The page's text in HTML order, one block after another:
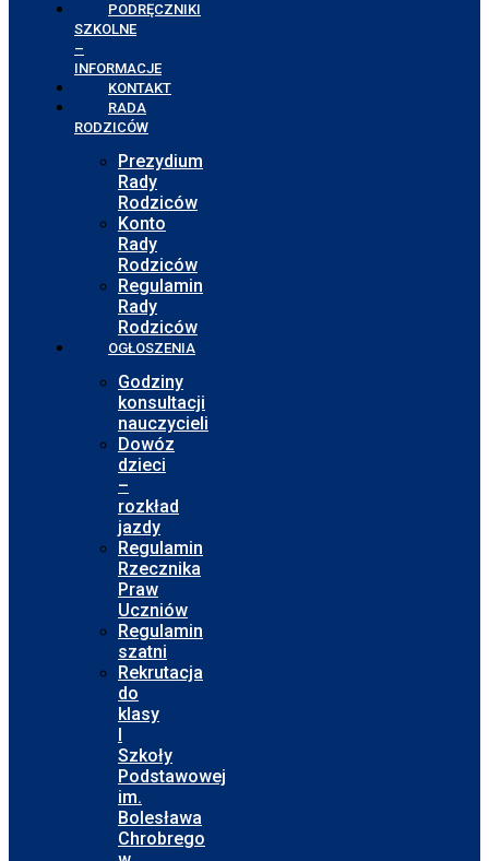
PODRĘCZNIKI
SZKOLNE
–
INFORMACJE
KONTAKT
RADA
RODZICÓW
Prezydium
Rady
Rodziców
Konto
Rady
Rodziców
Regulamin
Rady
Rodziców
OGŁOSZENIA
Godziny
konsultacji
nauczycieli
Dowóz
dzieci
–
rozkład
jazdy
Regulamin
Rzecznika
Praw
Uczniów
Regulamin
szatni
Rekrutacja
do
klasy
I
Szkoły
Podstawowej
im.
Bolesława
Chrobrego